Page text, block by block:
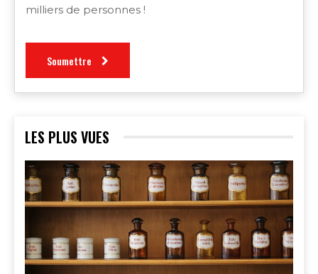
milliers de personnes !
Soumettre
LES PLUS VUES